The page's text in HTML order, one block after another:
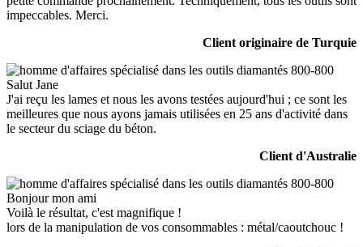
impeccables. Merci.
Client originaire de Turquie
Salut Jane
J'ai reçu les lames et nous les avons testées aujourd'hui ; ce sont les
meilleures que nous ayons jamais utilisées en 25 ans d'activité dans
le secteur du sciage du béton.
Client d'Australie
Bonjour mon ami
Voilà le résultat, c'est magnifique !
lors de la manipulation de vos consommables : métal/caoutchouc !